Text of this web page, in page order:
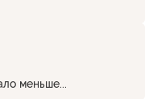
меньше...